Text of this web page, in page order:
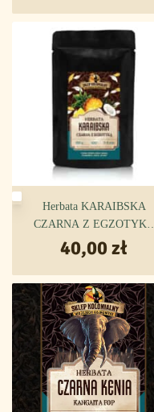
Herbata KARAIBSKA
CZARNA Z EGZOTYKĄ
100g
40,00 zł